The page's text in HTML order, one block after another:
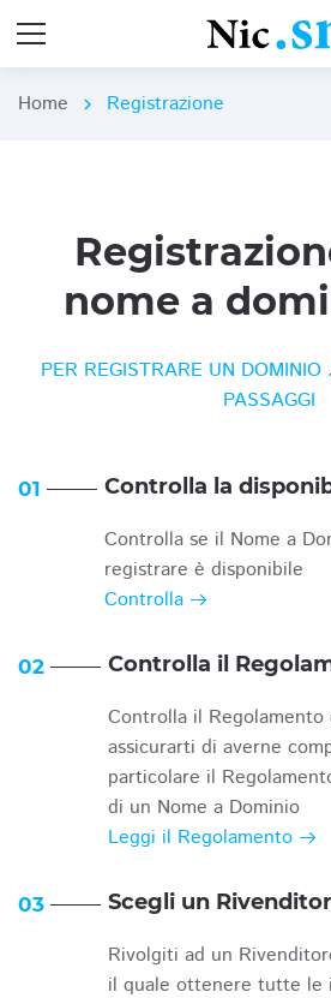
Home chevron_right Registrazione
nome a
PER REGISTRARE UN DOMINIO
PASSAGGI
01 Controlla la
Controlla se il Nome a
registrare è disponibile
Controlla
02 Controlla il
Controlla il Regolamento
assicurarti di averne
particolare il
di un Nome a Dominio
Leggi il Regolamento
03 Scegli un
Rivolgiti ad un
il quale ottenere tutte le